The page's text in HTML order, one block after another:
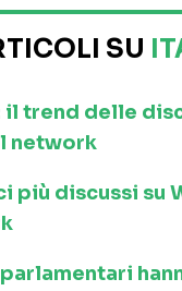
SU
il trend delle
network
più discussi su